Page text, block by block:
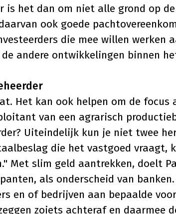
is het dan om niet alle grond op
ook goede
die mee willen werken
andere ontwikkelingen binnen
Het kan ook helpen om de focus
van een agrarisch
Uiteindelijk kun je niet twee
die het vastgoed vraagt,
Met slim geld aantrekken, doelt
als onderscheid van
en of bedrijven aan bepaalde
zoiets achteraf en daarmee